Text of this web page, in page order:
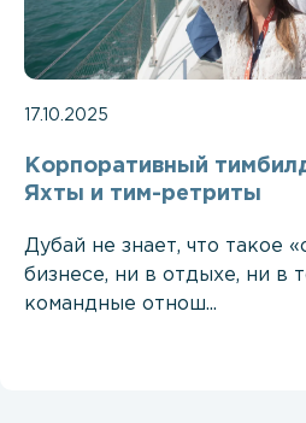
17.10.2025
Корпоративный
Яхты и тим-ретриты
Дубай не знает, что такое
бизнесе, ни в отдыхе, ни в
командные отнош...